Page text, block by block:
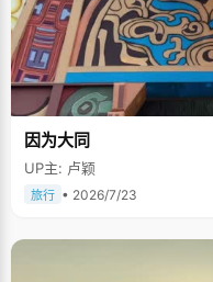
因为大同
UP主: 卢颖
旅行 • 2026/7/23